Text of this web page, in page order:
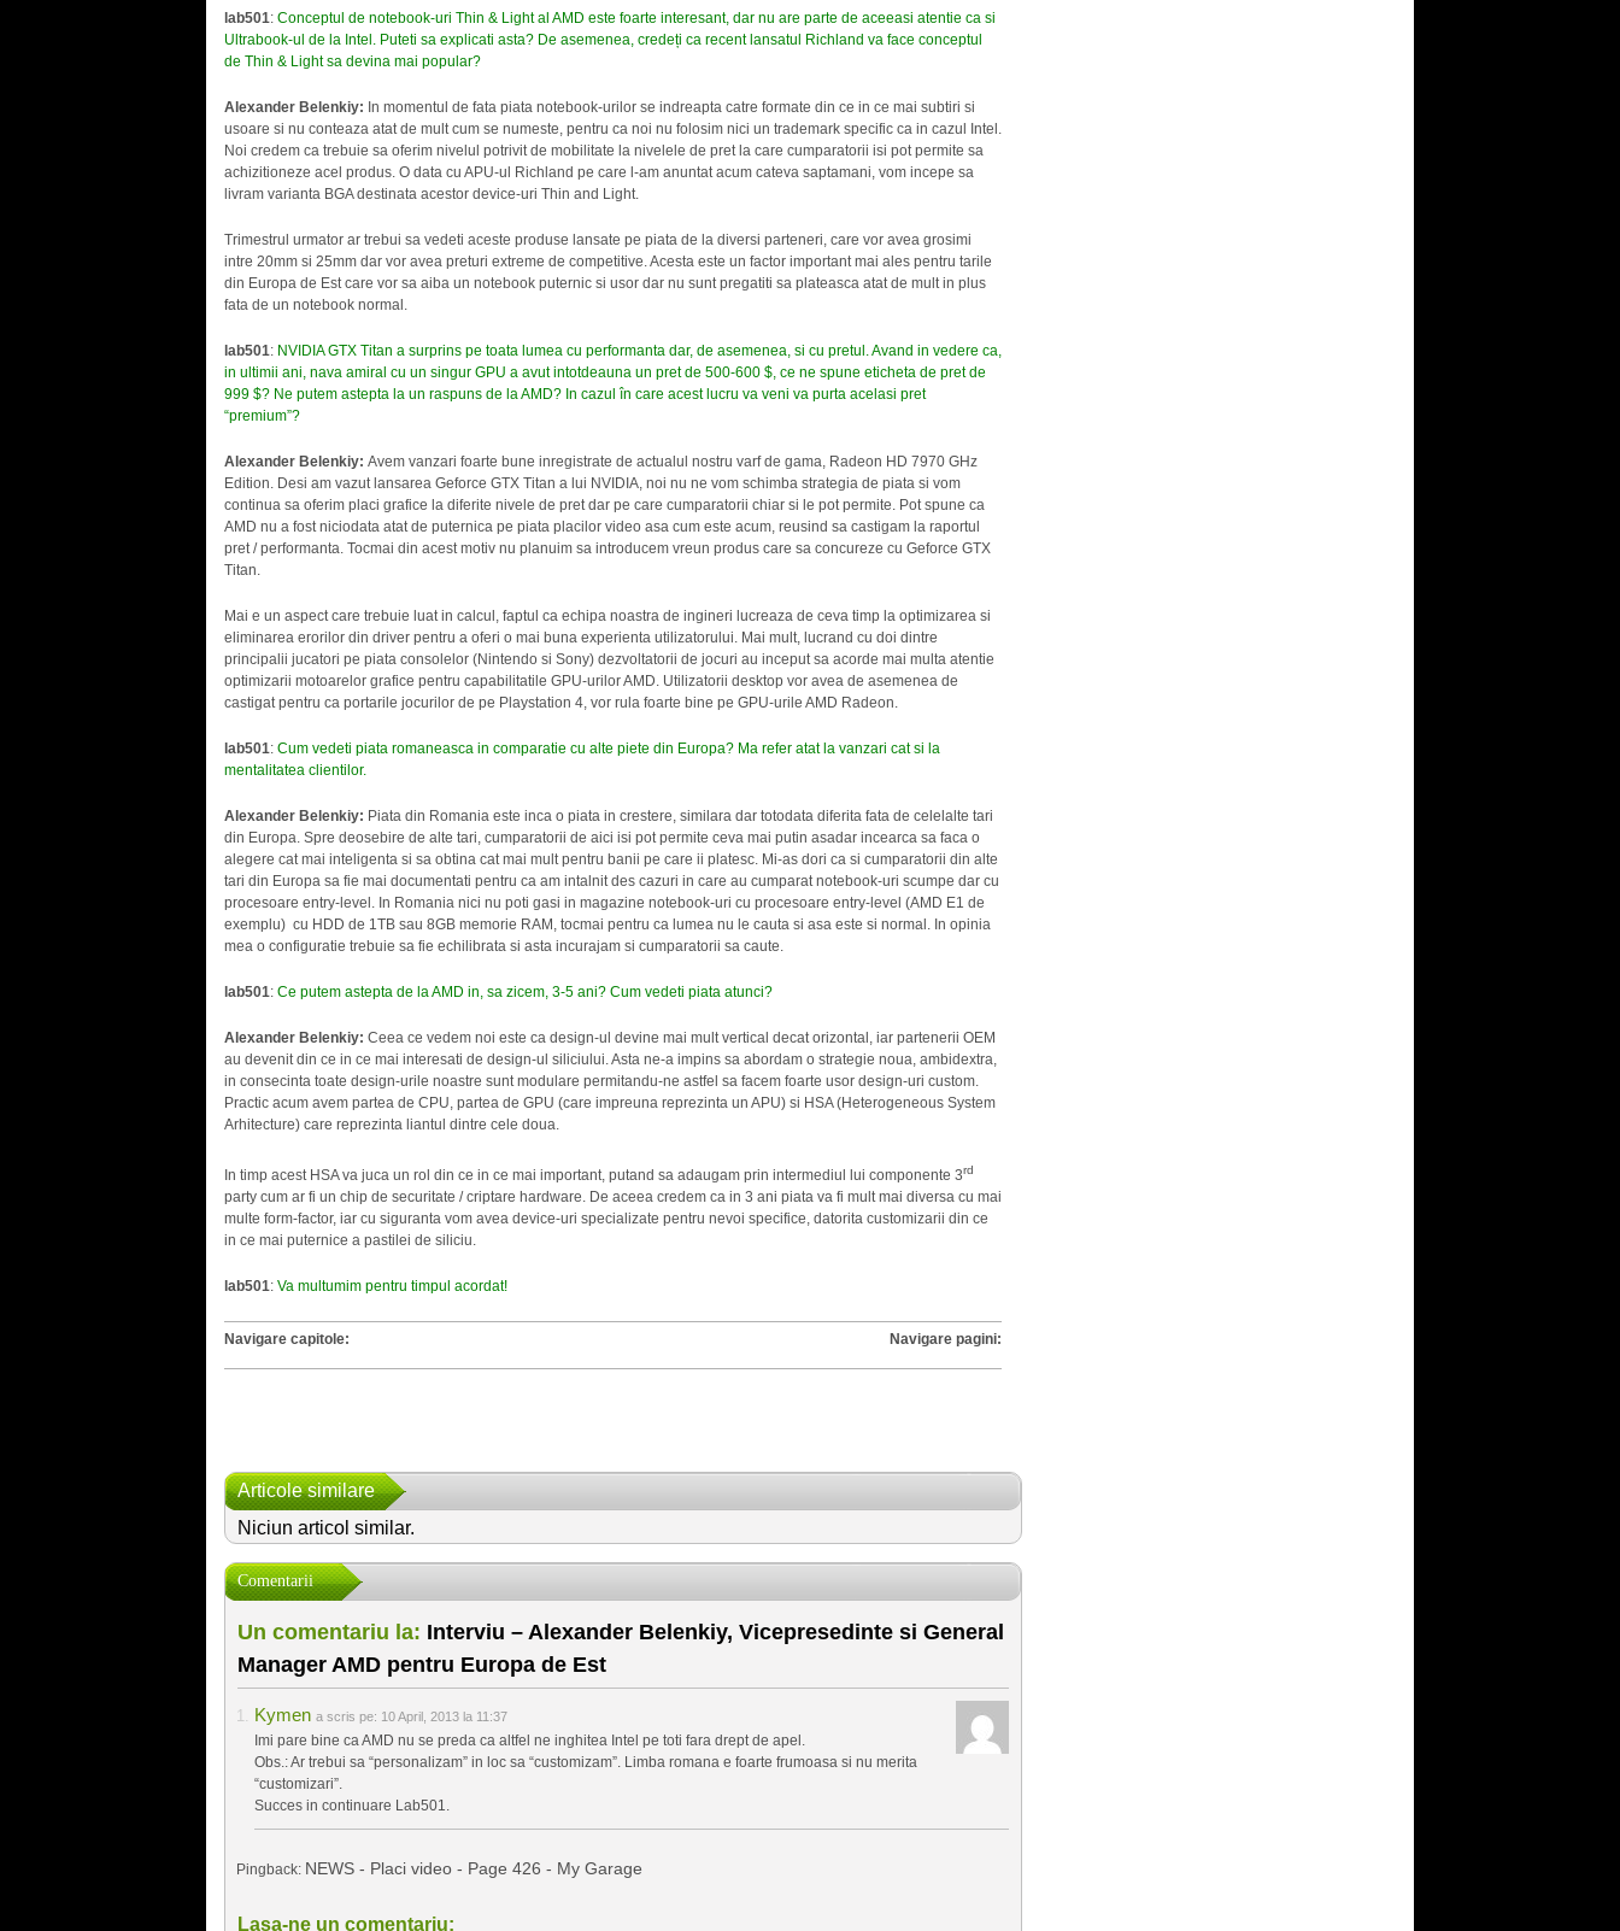
lab501: Conceptul de notebook-uri Thin & Light al AMD este foarte interesant, dar nu are parte de aceeasi atentie ca si
Ultrabook-ul de la Intel. Puteti sa explicati asta? De asemenea, credeți ca recent lansatul Richland va face conceptul
de Thin & Light sa devina mai popular?
Alexander Belenkiy: In momentul de fata piata notebook-urilor se indreapta catre formate din ce in ce mai subtiri si
usoare si nu conteaza atat de mult cum se numeste, pentru ca noi nu folosim nici un trademark specific ca in cazul Intel.
Noi credem ca trebuie sa oferim nivelul potrivit de mobilitate la nivelele de pret la care cumparatorii isi pot permite sa
achizitioneze acel produs. O data cu APU-ul Richland pe care l-am anuntat acum cateva saptamani, vom incepe sa
livram varianta BGA destinata acestor device-uri Thin and Light.
Trimestrul urmator ar trebui sa vedeti aceste produse lansate pe piata de la diversi parteneri, care vor avea grosimi
intre 20mm si 25mm dar vor avea preturi extreme de competitive. Acesta este un factor important mai ales pentru tarile
din Europa de Est care vor sa aiba un notebook puternic si usor dar nu sunt pregatiti sa plateasca atat de mult in plus
fata de un notebook normal.
lab501: NVIDIA GTX Titan a surprins pe toata lumea cu performanta dar, de asemenea, si cu pretul. Avand in vedere ca,
in ultimii ani, nava amiral cu un singur GPU a avut intotdeauna un pret de 500-600 $, ce ne spune eticheta de pret de
999 $? Ne putem astepta la un raspuns de la AMD? In cazul în care acest lucru va veni va purta acelasi pret
“premium”?
Alexander Belenkiy: Avem vanzari foarte bune inregistrate de actualul nostru varf de gama, Radeon HD 7970 GHz
Edition. Desi am vazut lansarea Geforce GTX Titan a lui NVIDIA, noi nu ne vom schimba strategia de piata si vom
continua sa oferim placi grafice la diferite nivele de pret dar pe care cumparatorii chiar si le pot permite. Pot spune ca
AMD nu a fost niciodata atat de puternica pe piata placilor video asa cum este acum, reusind sa castigam la raportul
pret / performanta. Tocmai din acest motiv nu planuim sa introducem vreun produs care sa concureze cu Geforce GTX
Titan.
Mai e un aspect care trebuie luat in calcul, faptul ca echipa noastra de ingineri lucreaza de ceva timp la optimizarea si
eliminarea erorilor din driver pentru a oferi o mai buna experienta utilizatorului. Mai mult, lucrand cu doi dintre
principalii jucatori pe piata consolelor (Nintendo si Sony) dezvoltatorii de jocuri au inceput sa acorde mai multa atentie
optimizarii motoarelor grafice pentru capabilitatile GPU-urilor AMD. Utilizatorii desktop vor avea de asemenea de
castigat pentru ca portarile jocurilor de pe Playstation 4, vor rula foarte bine pe GPU-urile AMD Radeon.
lab501: Cum vedeti piata romaneasca in comparatie cu alte piete din Europa? Ma refer atat la vanzari cat si la
mentalitatea clientilor.
Alexander Belenkiy: Piata din Romania este inca o piata in crestere, similara dar totodata diferita fata de celelalte tari
din Europa. Spre deosebire de alte tari, cumparatorii de aici isi pot permite ceva mai putin asadar incearca sa faca o
alegere cat mai inteligenta si sa obtina cat mai mult pentru banii pe care ii platesc. Mi-as dori ca si cumparatorii din alte
tari din Europa sa fie mai documentati pentru ca am intalnit des cazuri in care au cumparat notebook-uri scumpe dar cu
procesoare entry-level. In Romania nici nu poti gasi in magazine notebook-uri cu procesoare entry-level (AMD E1 de
exemplu) cu HDD de 1TB sau 8GB memorie RAM, tocmai pentru ca lumea nu le cauta si asa este si normal. In opinia
mea o configuratie trebuie sa fie echilibrata si asta incurajam si cumparatorii sa caute.
lab501: Ce putem astepta de la AMD in, sa zicem, 3-5 ani? Cum vedeti piata atunci?
Alexander Belenkiy: Ceea ce vedem noi este ca design-ul devine mai mult vertical decat orizontal, iar partenerii OEM
au devenit din ce in ce mai interesati de design-ul siliciului. Asta ne-a impins sa abordam o strategie noua, ambidextra,
in consecinta toate design-urile noastre sunt modulare permitandu-ne astfel sa facem foarte usor design-uri custom.
Practic acum avem partea de CPU, partea de GPU (care impreuna reprezinta un APU) si HSA (Heterogeneous System
Arhitecture) care reprezinta liantul dintre cele doua.
In timp acest HSA va juca un rol din ce in ce mai important, putand sa adaugam prin intermediul lui componente 3rd
party cum ar fi un chip de securitate / criptare hardware. De aceea credem ca in 3 ani piata va fi mult mai diversa cu mai
multe form-factor, iar cu siguranta vom avea device-uri specializate pentru nevoi specifice, datorita customizarii din ce
in ce mai puternice a pastilei de siliciu.
lab501: Va multumim pentru timpul acordat!
Navigare capitole: Navigare pagini:
Articole similare
Niciun articol similar.
Comentarii
Un comentariu la: Interviu – Alexander Belenkiy, Vicepresedinte si General
Manager AMD pentru Europa de Est
Kymen a scris pe: 10 April, 2013 la 11:37
Imi pare bine ca AMD nu se preda ca altfel ne inghitea Intel pe toti fara drept de apel.
Obs.: Ar trebui sa “personalizam” in loc sa “customizam”. Limba romana e foarte frumoasa si nu merita
“customizari”.
Succes in continuare Lab501.
Pingback: NEWS - Placi video - Page 426 - My Garage
Lasa-ne un comentariu: